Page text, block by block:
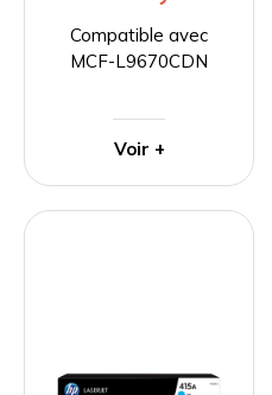
Compatible avec
MCF-L9670CDN
Voir +